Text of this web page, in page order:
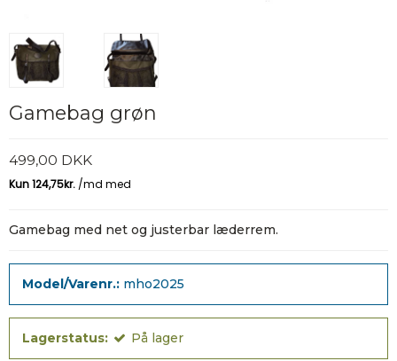
Gamebag grøn
499,00 DKK
Gamebag med net og justerbar læderrem.
Model/Varenr.: mho2025
Lagerstatus: På lager